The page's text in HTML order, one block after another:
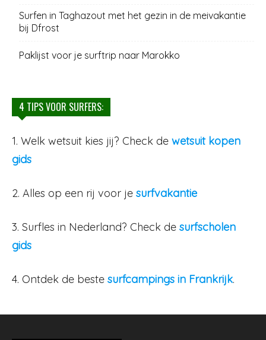
Surfen in Taghazout met het gezin in de meivakantie
bij Dfrost
Paklijst voor je surftrip naar Marokko
4 TIPS VOOR SURFERS:
1. Welk wetsuit kies jij? Check de wetsuit kopen
gids
2. Alles op een rij voor je surfvakantie
3. Surfles in Nederland? Check de surfscholen
gids
4. Ontdek de beste surfcampings in Frankrijk.